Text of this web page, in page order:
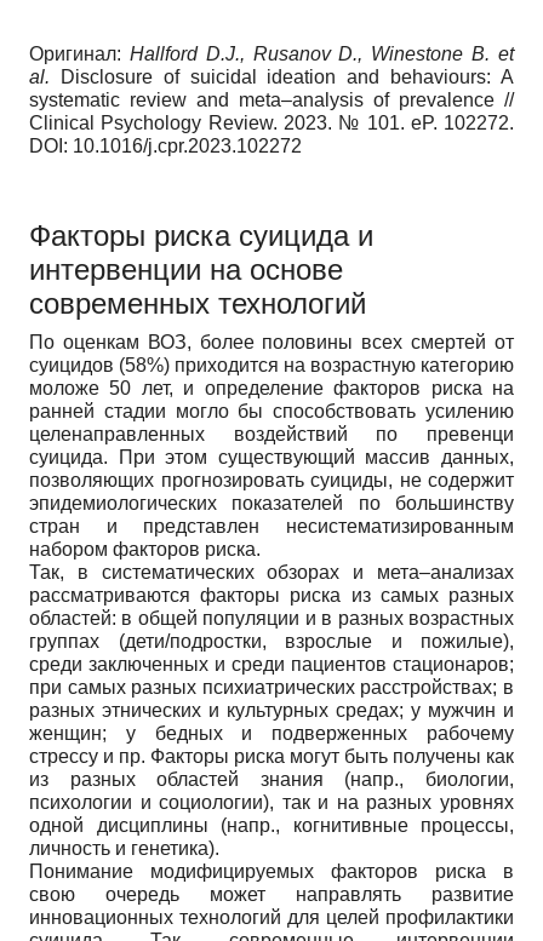
Оригинал: Hallford D.J., Rusanov D., Winestone B. et
al. Disclosure of suicidal ideation and behaviours: A
systematic review and meta–analysis of prevalence //
Clinical Psychology Review. 2023. № 101. eP. 102272.
DOI: 10.1016/j.cpr.2023.102272
Факторы риска суицида и
интервенции на основе
современных технологий
По оценкам ВОЗ, более половины всех смертей от
суицидов (58%) приходится на возрастную категорию
моложе 50 лет, и определение факторов риска на
ранней стадии могло бы способствовать усилению
целенаправленных воздействий по превенци
суицида. При этом существующий массив данных,
позволяющих прогнозировать суициды, не содержит
эпидемиологических показателей по большинству
стран и представлен несистематизированным
набором факторов риска.
Так, в систематических обзорах и мета–анализах
рассматриваются факторы риска из самых разных
областей: в общей популяции и в разных возрастных
группах (дети/подростки, взрослые и пожилые),
среди заключенных и среди пациентов стационаров;
при самых разных психиатрических расстройствах; в
разных этнических и культурных средах; у мужчин и
женщин; у бедных и подверженных рабочему
стрессу и пр. Факторы риска могут быть получены как
из разных областей знания (напр., биологии,
психологии и социологии), так и на разных уровнях
одной дисциплины (напр., когнитивные процессы,
личность и генетика).
Понимание модифицируемых факторов риска в
свою очередь может направлять развитие
инновационных технологий для целей профилактики